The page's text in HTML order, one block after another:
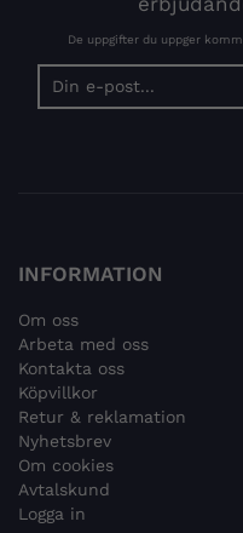
De uppgifter du uppger
INFORMATION
Om oss
Arbeta med oss
Kontakta oss
Köpvillkor
Retur & reklamation
Nyhetsbrev
Om cookies
Avtalskund
Logga in